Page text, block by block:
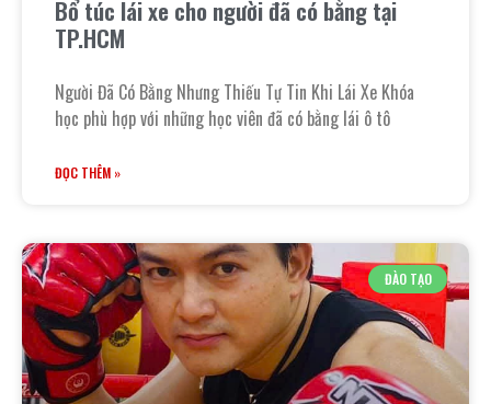
Bổ túc lái xe cho người đã có bằng tại
TP.HCM
Người Đã Có Bằng Nhưng Thiếu Tự Tin Khi Lái Xe Khóa
học phù hợp với những học viên đã có bằng lái ô tô
ĐỌC THÊM »
ĐÀO TẠO